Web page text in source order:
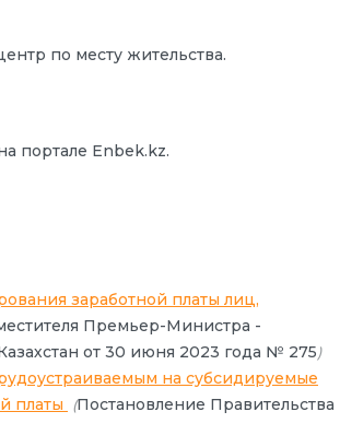
по месту жительства.
портале Enbek.kz.
заработной платы лиц,
Премьер-Министра -
от 30 июня 2023 года № 275)
на субсидируемые
платы
(Постановление Правительства